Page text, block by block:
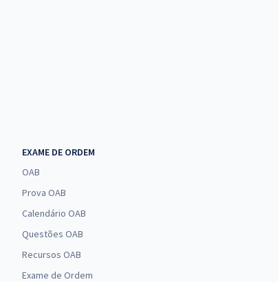
EXAME DE ORDEM
OAB
Prova OAB
Calendário OAB
Questões OAB
Recursos OAB
Exame de Ordem